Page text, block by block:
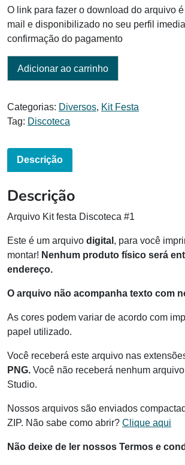
O link para fazer o download do arquivo
mail e disponibilizado no seu perfil
confirmação do pagamento
Adicionar ao carrinho
Categorias: Diversos, Kit Festa
Tag: Discoteca
Descrição
Descrição
Arquivo Kit festa Discoteca #1
Este é um arquivo digital , para você
montar! Nenhum produto físico será
endereço.
O arquivo não acompanha texto com
As cores podem variar de acordo com
papel utilizado.
Você receberá este arquivo nas
PNG. Você não receberá nenhum
Studio.
Nossos arquivos são enviados
ZIP. Não sabe como abrir? Clique aqui
Não deixe de ler nossos Termos e